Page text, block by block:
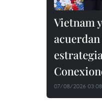
Vietnam
07/08/2026 03:08